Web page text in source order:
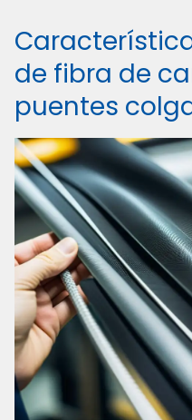
de fibra de
puentes